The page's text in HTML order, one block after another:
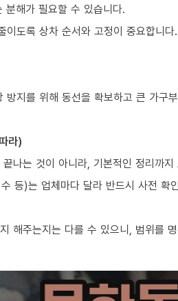
분해가 필요할 수 있습니다.
이도록 상차 순서와 고정이 중요합니다.
방지를 위해 동선을 확보하고 큰 가구
라)
나는 것이 아니라, 기본적인 정리까
등)는 업체마다 달라 반드시 사전 확
해주는지는 다를 수 있으니, 범위를